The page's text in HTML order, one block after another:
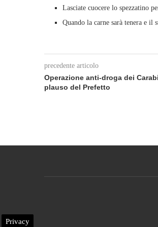
Lasciate cuocere lo spezzatino
Quando la carne sarà tenera e il
precedente articolo
Operazione anti-droga dei
plauso del Prefetto
Privacy